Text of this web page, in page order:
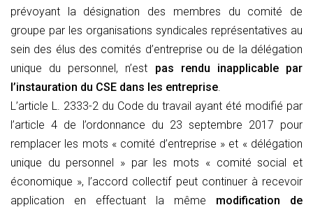
prévoyant la désignation des membres du comité de
groupe par les organisations syndicales représentatives au
sein des élus des comités d’entreprise ou de la délégation
unique du personnel, n’est pas rendu inapplicable par
l’instauration du CSE dans les entreprise.
L’article L. 2333-2 du Code du travail ayant été modifié par
l’article 4 de l’ordonnance du 23 septembre 2017 pour
remplacer les mots « comité d’entreprise » et « délégation
unique du personnel » par les mots « comité social et
économique », l’accord collectif peut continuer à recevoir
application en effectuant la même modification de